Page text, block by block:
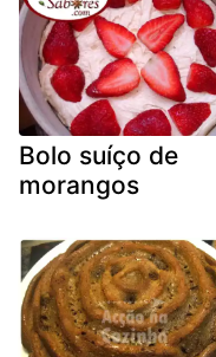
Bolo suíço de
morangos